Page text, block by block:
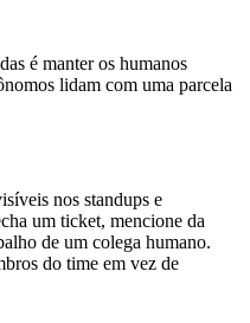
é manter os humanos
lidam com uma parcela
nos standups e
um ticket, mencione da
de um colega humano.
do time em vez de